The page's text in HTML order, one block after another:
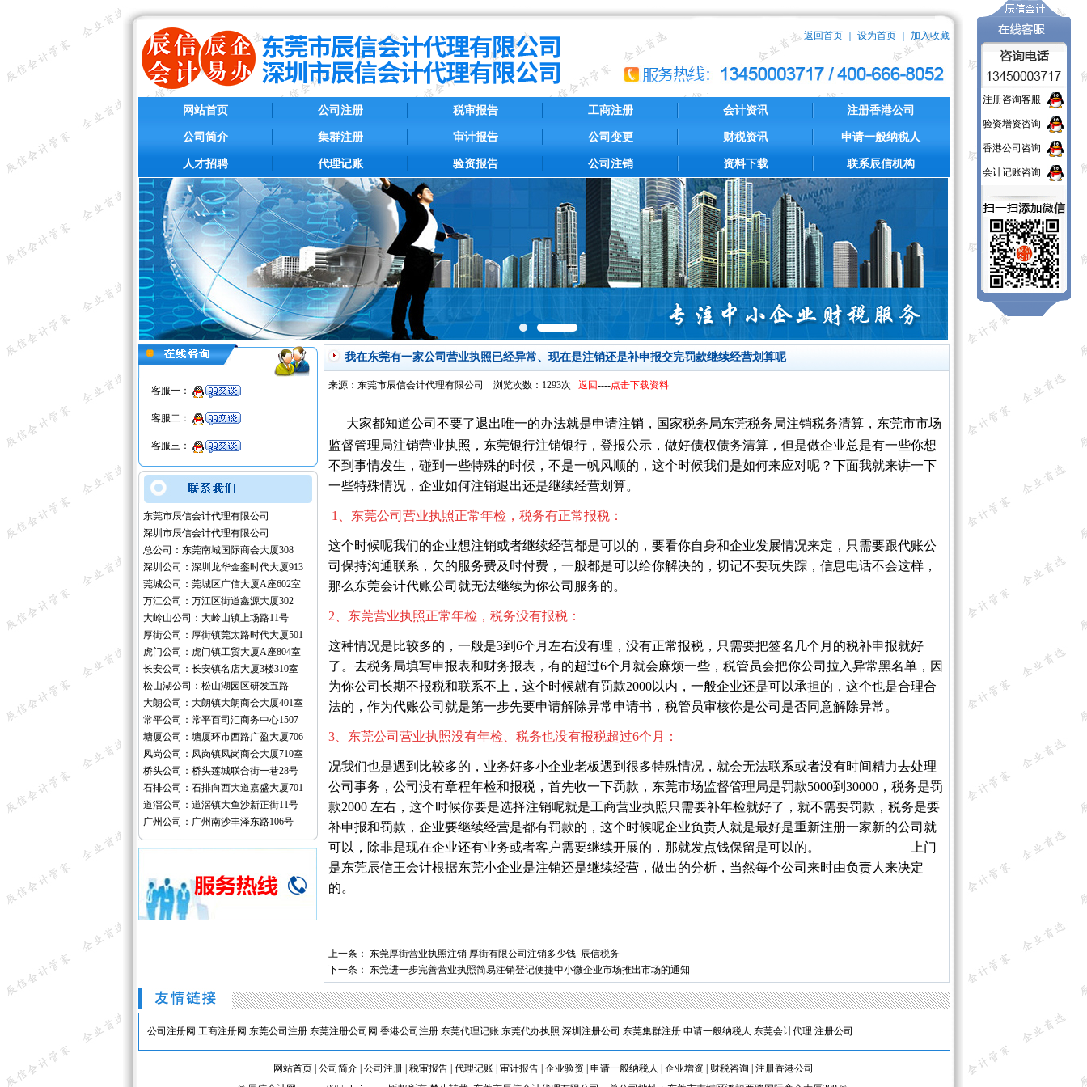
返回首页｜ 设为首页｜ 加入收藏
网站首页
公司简介
人才招聘
公司注册
集群注册
代理记账
税审报告
审计报告
验资报告
工商注册
公司变更
公司注销
会计资讯
财税资讯
资料下载
注册香港公司
申请一般纳税人
联系辰信机构
1 2
客服一：
客服二：
客服三：
东莞市辰信会计代理有限公司
深圳市辰信会计代理有限公司
总公司：东莞南城国际商会大厦308
深圳公司：深圳龙华金銮时代大厦913
莞城公司：莞城区广信大厦A座602室
万江公司：万江区街道鑫源大厦302
大岭山公司：大岭山镇上场路11号
厚街公司：厚街镇莞太路时代大厦501
虎门公司：虎门镇工贸大厦A座804室
长安公司：长安镇名店大厦3楼310室
松山湖公司：松山湖园区研发五路
大朗公司：大朗镇大朗商会大厦401室
常平公司：常平百司汇商务中心1507
塘厦公司：塘厦环市西路广盈大厦706
凤岗公司：凤岗镇凤岗商会大厦710室
桥头公司：桥头莲城联合街一巷28号
石排公司：石排向西大道嘉盛大厦701
道滘公司：道滘镇大鱼沙新正街11号
广州公司：广州南沙丰泽东路106号
我在东莞有一家公司营业执照已经异常、现在是注销还是补申报交完罚款继续经营划算呢
来源：东莞市辰信会计代理有限公司 浏览次数：1293次 返回----点击下载资料
大家都知道公司不要了退出唯一的办法就是申请注销，国家税务局东莞税务局注销税务清算，东莞市市场
监督管理局注销营业执照，东莞银行注销银行，登报公示，做好债权债务清算，但是做企业总是有一些你想
不到事情发生，碰到一些特殊的时候，不是一帆风顺的，这个时候我们是如何来应对呢？下面我就来讲一下
一些特殊情况，企业如何注销退出还是继续经营划算。
1、东莞公司营业执照正常年检，税务有正常报税：
这个时候呢我们的企业想注销或者继续经营都是可以的，要看你自身和企业发展情况来定，只需要跟代账公
司保持沟通联系，欠的服务费及时付费，一般都是可以给你解决的，切记不要玩失踪，信息电话不会这样，
那么东莞会计代账公司就无法继续为你公司服务的。
2、东莞营业执照正常年检，税务没有报税：
这种情况是比较多的，一般是3到6个月左右没有理，没有正常报税，只需要把签名几个月的税补申报就好
了。去税务局填写申报表和财务报表，有的超过6个月就会麻烦一些，税管员会把你公司拉入异常黑名单，因
为你公司长期不报税和联系不上，这个时候就有罚款2000以内，一般企业还是可以承担的，这个也是合理合
法的，作为代账公司就是第一步先要申请解除异常申请书，税管员审核你是公司是否同意解除异常。
3、东莞公司营业执照没有年检、税务也没有报税超过6个月：
况我们也是遇到比较多的，业务好多小企业老板遇到很多特殊情况，就会无法联系或者没有时间精力去处理
公司事务，公司没有章程年检和报税，首先收一下罚款，东莞市场监督管理局是罚款5000到30000，税务是罚
款2000 左右，这个时候你要是选择注销呢就是工商营业执照只需要补年检就好了，就不需要罚款，税务是要
补申报和罚款，企业要继续经营是都有罚款的，这个时候呢企业负责人就是最好是重新注册一家新的公司就
可以，除非是现在企业还有业务或者客户需要继续开展的，那就发点钱保留是可以的。 上门
是东莞辰信王会计根据东莞小企业是注销还是继续经营，做出的分析，当然每个公司来时由负责人来决定
的。
上一条： 东莞厚街营业执照注销 厚街有限公司注销多少钱_辰信税务
下一条： 东莞进一步完善营业执照简易注销登记便捷中小微企业市场推出市场的通知
公司注册网 工商注册网 东莞公司注册 东莞注册公司网 香港公司注册 东莞代理记账 东莞代办执照 深圳注册公司 东莞集群注册 申请一般纳税人 东莞会计代理 注册公司
网站首页 公司简介 公司注册 税审报告 代理记账 审计报告 企业验资 申请一般纳税人 企业增资 财税咨询
注册香港公司
注册咨询客服
验资增资咨询
香港公司咨询
会计记账咨询